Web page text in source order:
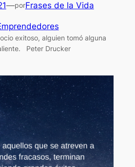
—porFrases de la Vida
exitoso, alguien tomó alguna
Peter Drucker